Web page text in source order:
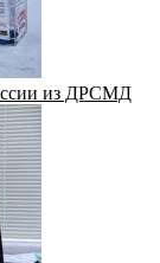
из ДРСМД